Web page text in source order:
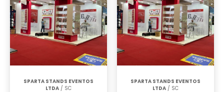
SPARTA STANDS EVENTOS
LTDA / SC
SPARTA STANDS EVENTOS
LTDA / SC